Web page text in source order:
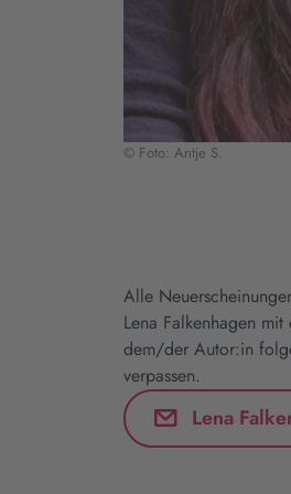
© Foto: Antje S.
Alle
Lena Falkenhagen
dem/der Autor:in
verpassen.
Lena